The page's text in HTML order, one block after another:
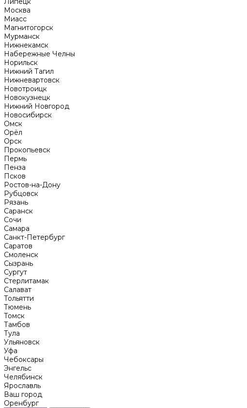
Москва
Миасс
Магнитогорск
Мурманск
Нижнекамск
Набережные Челны
Норильск
Нижний Тагил
Нижневартовск
Новотроицк
Новокузнецк
Нижний Новгород
Новосибирск
Омск
Орёл
Орск
Прокопьевск
Пермь
Пенза
Псков
Ростов-на-Дону
Рубцовск
Рязань
Саранск
Сочи
Самара
Санкт-Петербург
Саратов
Смоленск
Сызрань
Сургут
Стерлитамак
Салават
Тольятти
Тюмень
Томск
Тамбов
Тула
Ульяновск
Уфа
Чебоксары
Энгельс
Челябинск
Ярославль
Ваш город
Оренбург